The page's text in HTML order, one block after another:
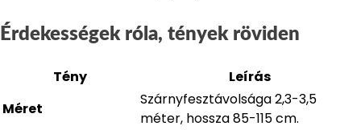
Érdekességek róla, tények röviden
Tény
Leírás
Méret
Szárnyfesztávolsága 2,3-3,5
méter, hossza 85-115 cm.